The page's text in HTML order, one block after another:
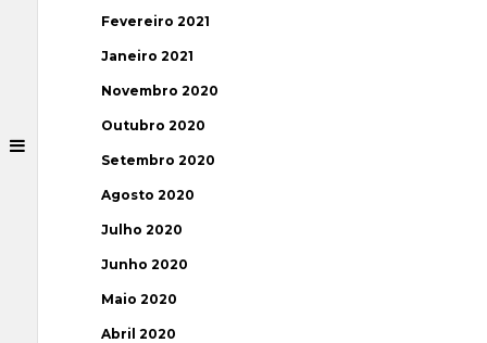
Fevereiro 2021
Janeiro 2021
Novembro 2020
Outubro 2020
Setembro 2020
Agosto 2020
Julho 2020
Junho 2020
Maio 2020
Abril 2020